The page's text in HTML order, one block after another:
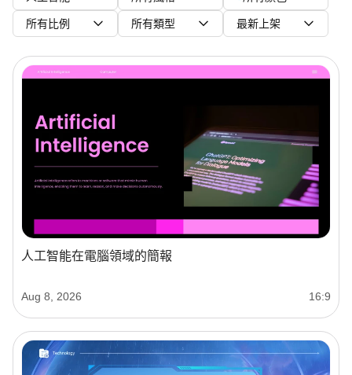
所有比例 所有類型 最新上架
人工智能在電腦領域的簡報
Aug 8, 2026 16:9